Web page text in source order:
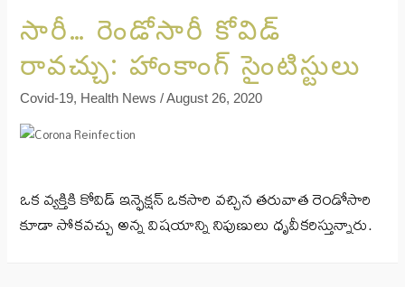
సారీ… రెండోసారీ కోవిడ్
రావచ్చు: హాంకాంగ్ సైంటిస్టులు
Covid-19, Health News /August 26, 2020
ఒక వ్యక్తికి కోవిడ్ ఇన్ఫెక్షన్ ఒకసారి వచ్చిన తరువాత రెండోసారి
కూడా సోకవచ్చు అన్న విషయాన్ని నిపుణులు ధృవీకరిస్తున్నారు.